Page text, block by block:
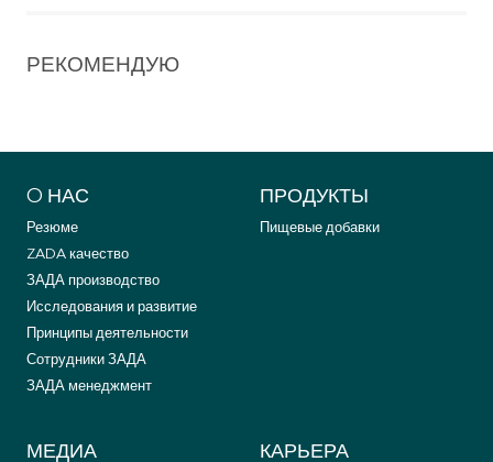
РЕКОМЕНДУЮ
O НАС
Резюме
ZADA качество
ЗАДА производство
Исследования и развитие
Принципы деятельности
Сотрудники ЗАДА
ЗАДА менеджмент
ПРОДУКТЫ
Пищевые добавки
МЕДИА КАРЬЕРА